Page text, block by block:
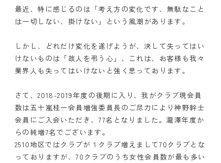
最近、特に感じるのは「考え方の変化です、無駄なこと
は一切しない、掛けない」という風潮があります。
しかし、どれだけ変化を遂げようが、決して失ってはい
けないものは「故人を弔う心」、これは、お客様も我々
業界人も失ってはいけないと強く思っております。
さて、2018-2019年度の後期に入り、我がクラブ現会員
数は五十嵐桂一会員増強委員長のご尽力により神野幹士
会員にご入会いただき、77名となりました。瀧澤年度か
らの純増7名でございます。
2510地区ではクラブが１クラブ増えまして70クラブとな
っておりますが、70クラブのうち女性会員数が最も多い